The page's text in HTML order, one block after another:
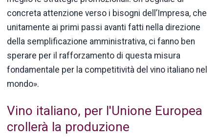
concreta attenzione verso i bisogni dell’Impresa, che
unitamente ai primi passi avanti fatti nella direzione
della semplificazione amministrativa, ci fanno ben
sperare per il rafforzamento di questa misura
fondamentale per la competitività del vino italiano nel
mondo».
Vino italiano, per l'Unione Europea
crollerà la produzione